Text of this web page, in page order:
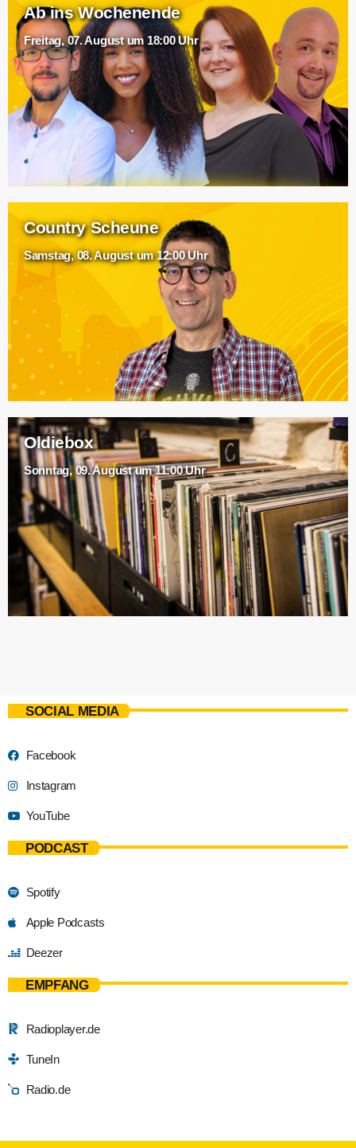
Ab ins Wochenende
Freitag, 07. August um 18:00 Uhr
Country Scheune
Samstag, 08. August um 12:00 Uhr
Oldiebox
Sonntag, 09. August um 11:00 Uhr
SOCIAL MEDIA
Facebook
Instagram
YouTube
PODCAST
Spotify
Apple Podcasts
Deezer
EMPFANG
Radioplayer.de
TuneIn
Radio.de